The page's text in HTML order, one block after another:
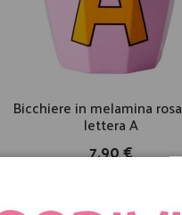
Bicchiere in melamina
lettera A
7,90 €